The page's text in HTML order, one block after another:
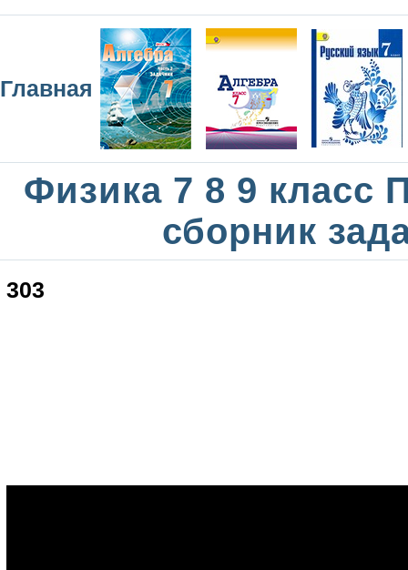
Главная
Физика 7 8 9 класс
сборник
303